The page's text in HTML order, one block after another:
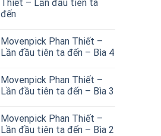
Thiết – Lần đầu tiên ta
đến
Movenpick Phan Thiết –
Lần đầu tiên ta đến – Bìa 4
Movenpick Phan Thiết –
Lần đầu tiên ta đến – Bìa 3
Movenpick Phan Thiết –
Lần đầu tiên ta đến – Bìa 2